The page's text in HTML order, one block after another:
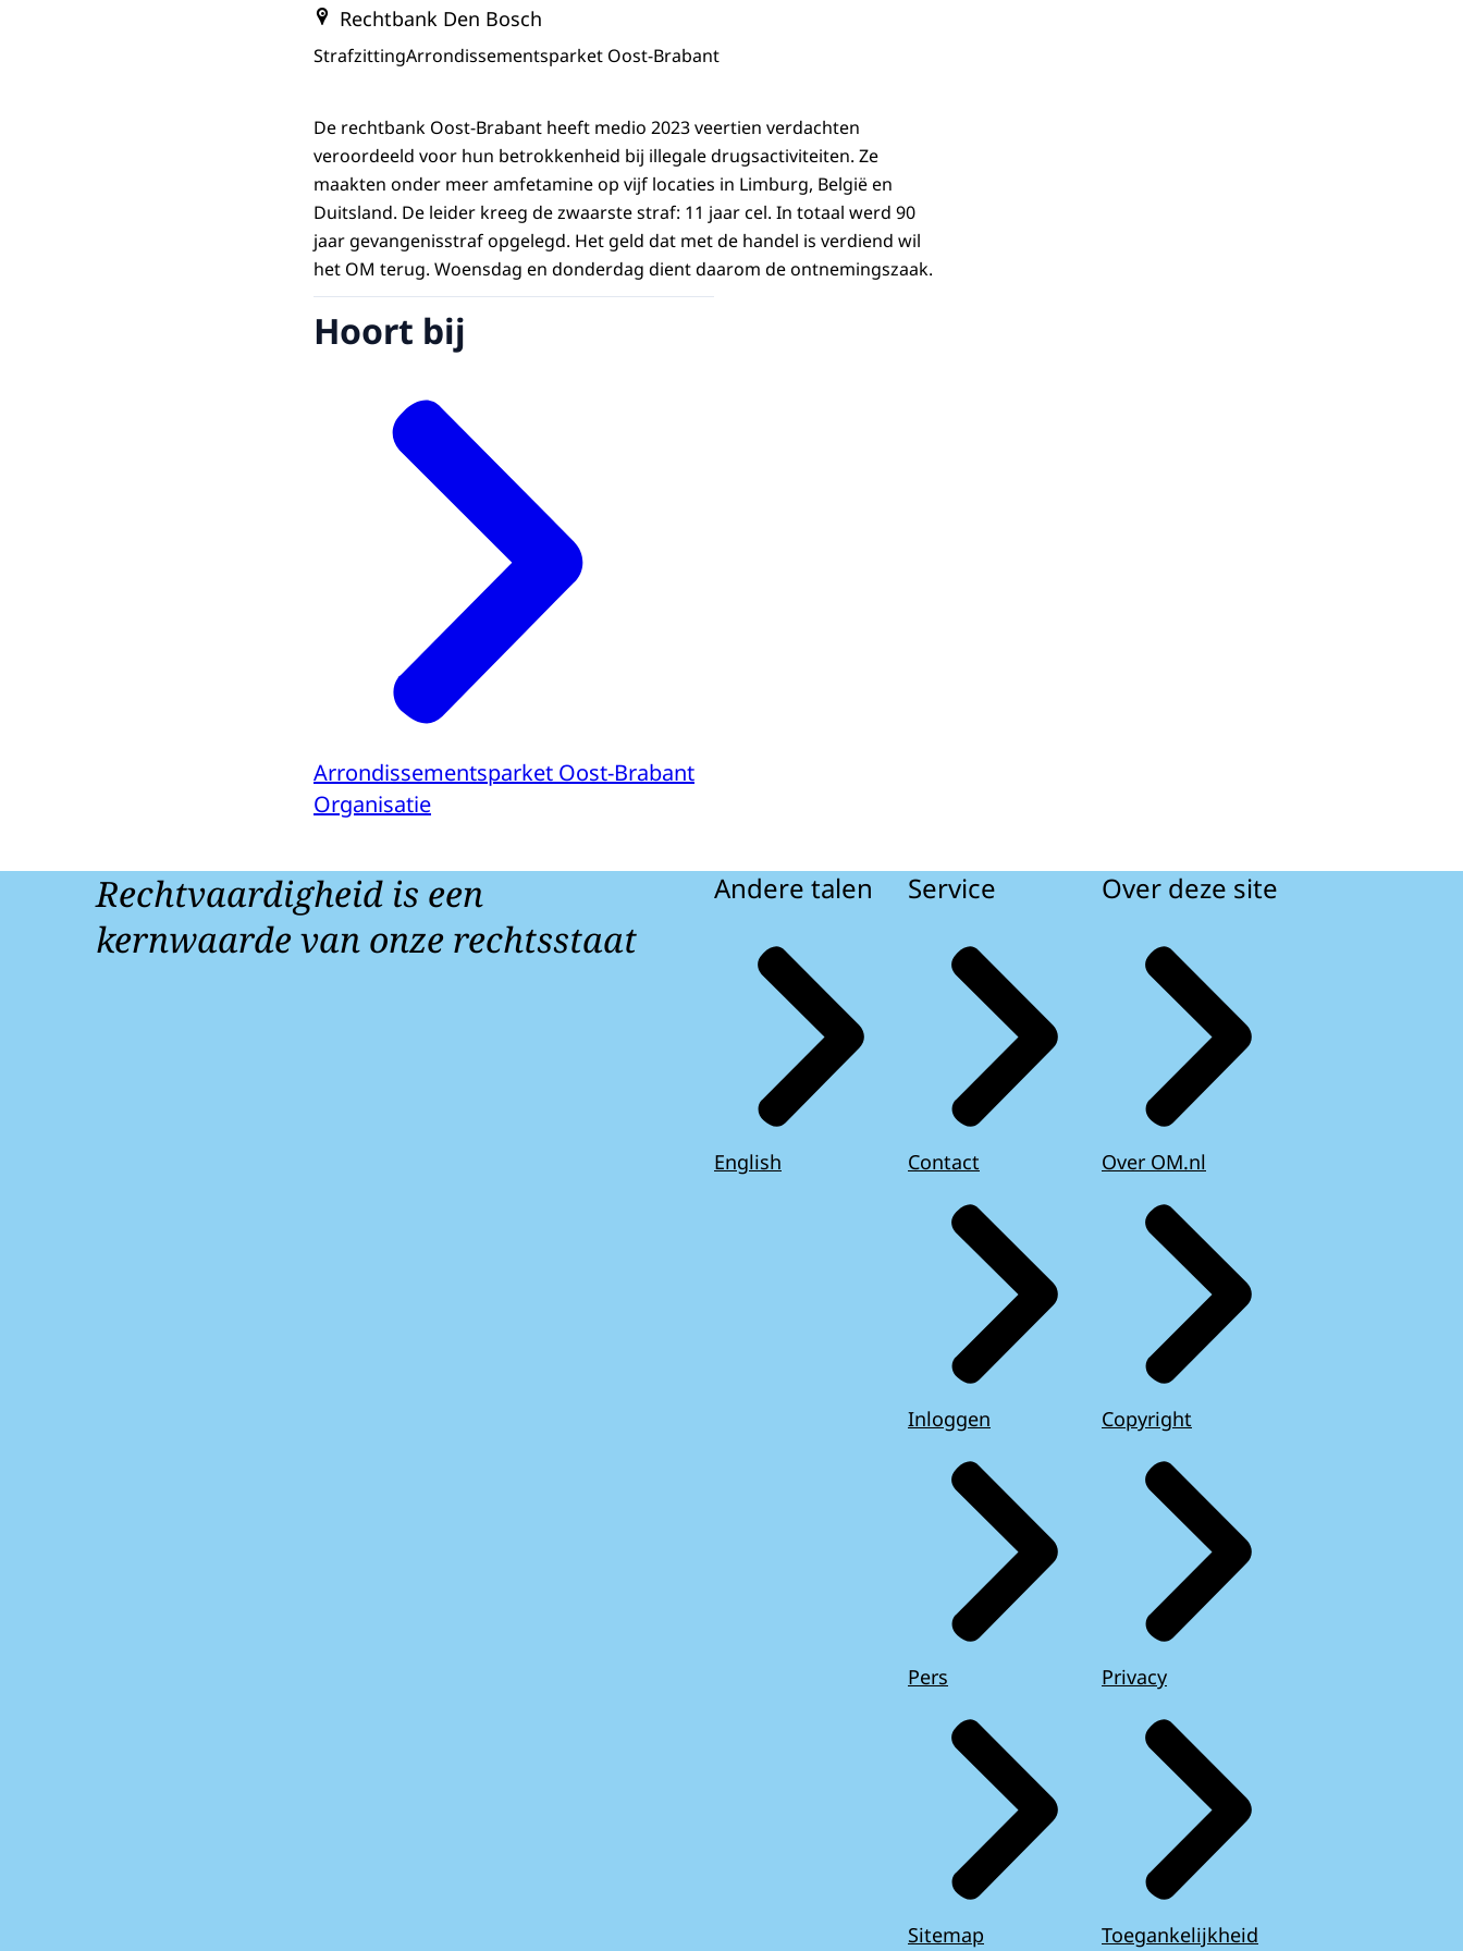
Rechtbank Den Bosch
StrafzittingArrondissementsparket Oost-Brabant
De rechtbank Oost-Brabant heeft medio 2023 veertien verdachten
veroordeeld voor hun betrokkenheid bij illegale drugsactiviteiten. Ze
maakten onder meer amfetamine op vijf locaties in Limburg, België en
Duitsland. De leider kreeg de zwaarste straf: 11 jaar cel. In totaal werd 90
jaar gevangenisstraf opgelegd. Het geld dat met de handel is verdiend wil
het OM terug. Woensdag en donderdag dient daarom de ontnemingszaak.
Hoort bij
Arrondissementsparket Oost-Brabant
Organisatie
Rechtvaardigheid is een
kernwaarde van onze rechtsstaat
Andere talen
English
Service
Contact
Inloggen
Pers
Sitemap
Over deze site
Over OM.nl
Copyright
Privacy
Toegankelijkheid